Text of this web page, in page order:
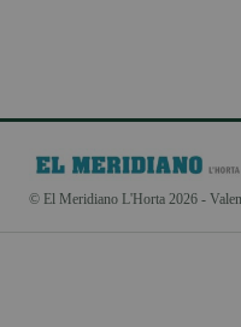
© El Meridiano L'Horta 2026 -